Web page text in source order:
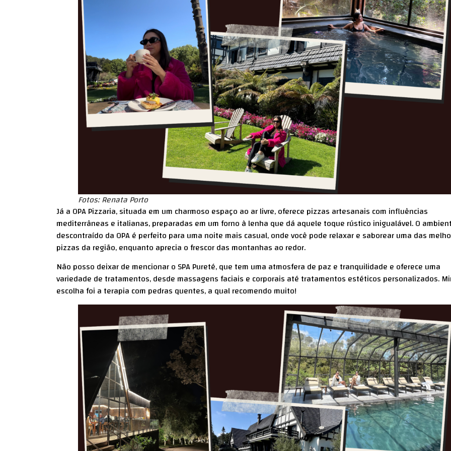
Fotos: Renata Porto
Já a OPA Pizzaria, situada em um charmoso espaço ao ar livre, oferece pizzas artesanais com influências
mediterrâneas e italianas, preparadas em um forno à lenha que dá aquele toque rústico inigualável. O
descontraído da OPA é perfeito para uma noite mais casual, onde você pode relaxar e saborear uma das
pizzas da região, enquanto aprecia o frescor das montanhas ao redor.
Não posso deixar de mencionar o SPA Pureté, que tem uma atmosfera de paz e tranquilidade e oferece uma
variedade de tratamentos, desde massagens faciais e corporais até tratamentos estéticos personalizados.
escolha foi a terapia com pedras quentes, a qual recomendo muito!